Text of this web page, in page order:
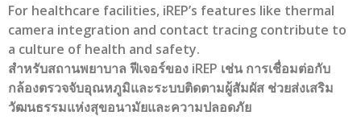
For healthcare facilities, iREP’s features like thermal
camera integration and contact tracing contribute to
a culture of health and safety.
สำหรับสถานพยาบาล ฟีเจอร์ของ iREP เช่น การเชื่อมต่อกับ
กล้องตรวจจับอุณหภูมิและระบบติดตามผู้สัมผัส ช่วยส่งเสริม
วัฒนธรรมแห่งสุขอนามัยและความปลอดภัย